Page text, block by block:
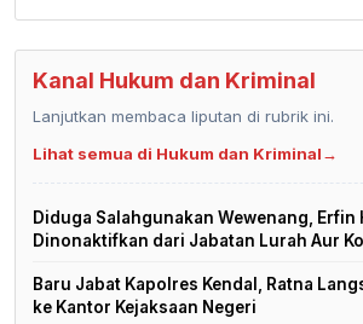
Kanal Hukum dan Kriminal
Lanjutkan membaca liputan di rubrik ini.
Lihat semua di Hukum dan Kriminal→
Diduga Salahgunakan Wewenang, Erfin
Dinonaktifkan dari Jabatan Lurah Aur
Baru Jabat Kapolres Kendal, Ratna
ke Kantor Kejaksaan Negeri